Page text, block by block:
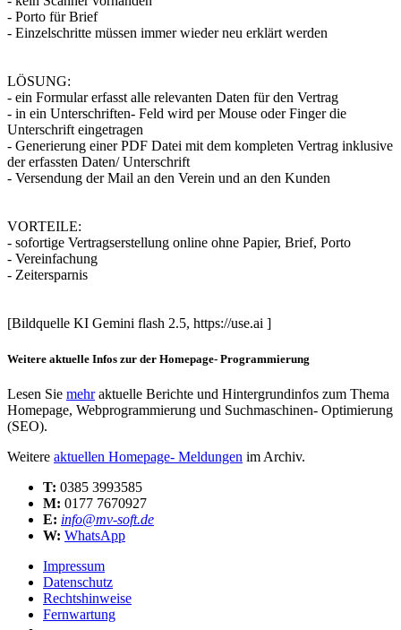
- Porto für Brief
- Einzelschritte müssen immer wieder neu erklärt werden
LÖSUNG:
- ein Formular erfasst alle relevanten Daten für den Vertrag
- in ein Unterschriften- Feld wird per Mouse oder Finger die
Unterschrift eingetragen
- Generierung einer PDF Datei mit dem kompleten Vertrag inklusive
der erfassten Daten/ Unterschrift
- Versendung der Mail an den Verein und an den Kunden
VORTEILE:
- sofortige Vertragserstellung online ohne Papier, Brief, Porto
- Vereinfachung
- Zeitersparnis
[Bildquelle KI Gemini flash 2.5, https://use.ai ]
Weitere aktuelle Infos zur der Homepage- Programmierung
Lesen Sie mehraktuelle Berichte und Hintergrundinfos zum Thema
Homepage, Webprogrammierung und Suchmaschinen- Optimierung
(SEO).
Weitere aktuellen Homepage- Meldungen im Archiv.
T: 0385 3993585
M: 0177 7670927
E: info@mv-soft.de
W: WhatsApp
Impressum
Datenschutz
Rechtshinweise
Fernwartung